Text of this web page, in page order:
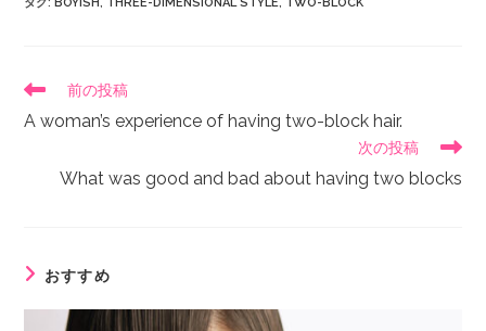
タグ: BOYISH, THREE-DIMENSIONAL STYLE, TWO-BLOCK
前の投稿
A woman’s experience of having two-block hair.
次の投稿
What was good and bad about having two blocks
おすすめ